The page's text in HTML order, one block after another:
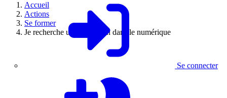
Se connecter
Accueil
Actions
Se former
Je recherche une formation dans le numérique